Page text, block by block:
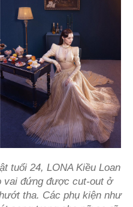
tuổi 24, LONA Kiều Loan
vai đứng được cut-out ở
tha. Các phụ kiện như